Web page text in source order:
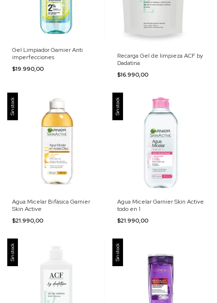
Gel Limpiador Garnier Anti
imperfecciones
$19.990,00
Recarga Gel de limpieza ACF by
Dadatina
$16.990,00
Sin stock
Agua Micelar Bifásica Garnier
Skin Active
$21.990,00
Sin stock
Agua Micelar Garnier Skin Active
todo en 1
$21.990,00
Sin stock Sin stock